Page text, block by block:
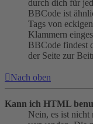
durch dich für
BBCode ist
Tags von
Klammern
BBCode findest
der Seite zur
Nach oben
Kann ich HTML
Nein, es ist